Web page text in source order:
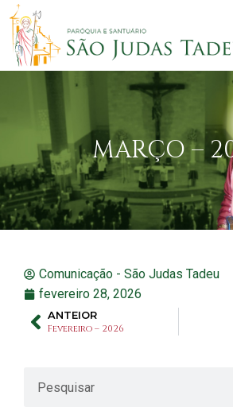
MARÇO –
Comunicação - São Judas Tadeu
fevereiro 28, 2026
ANTEIOR
Fevereiro – 2026